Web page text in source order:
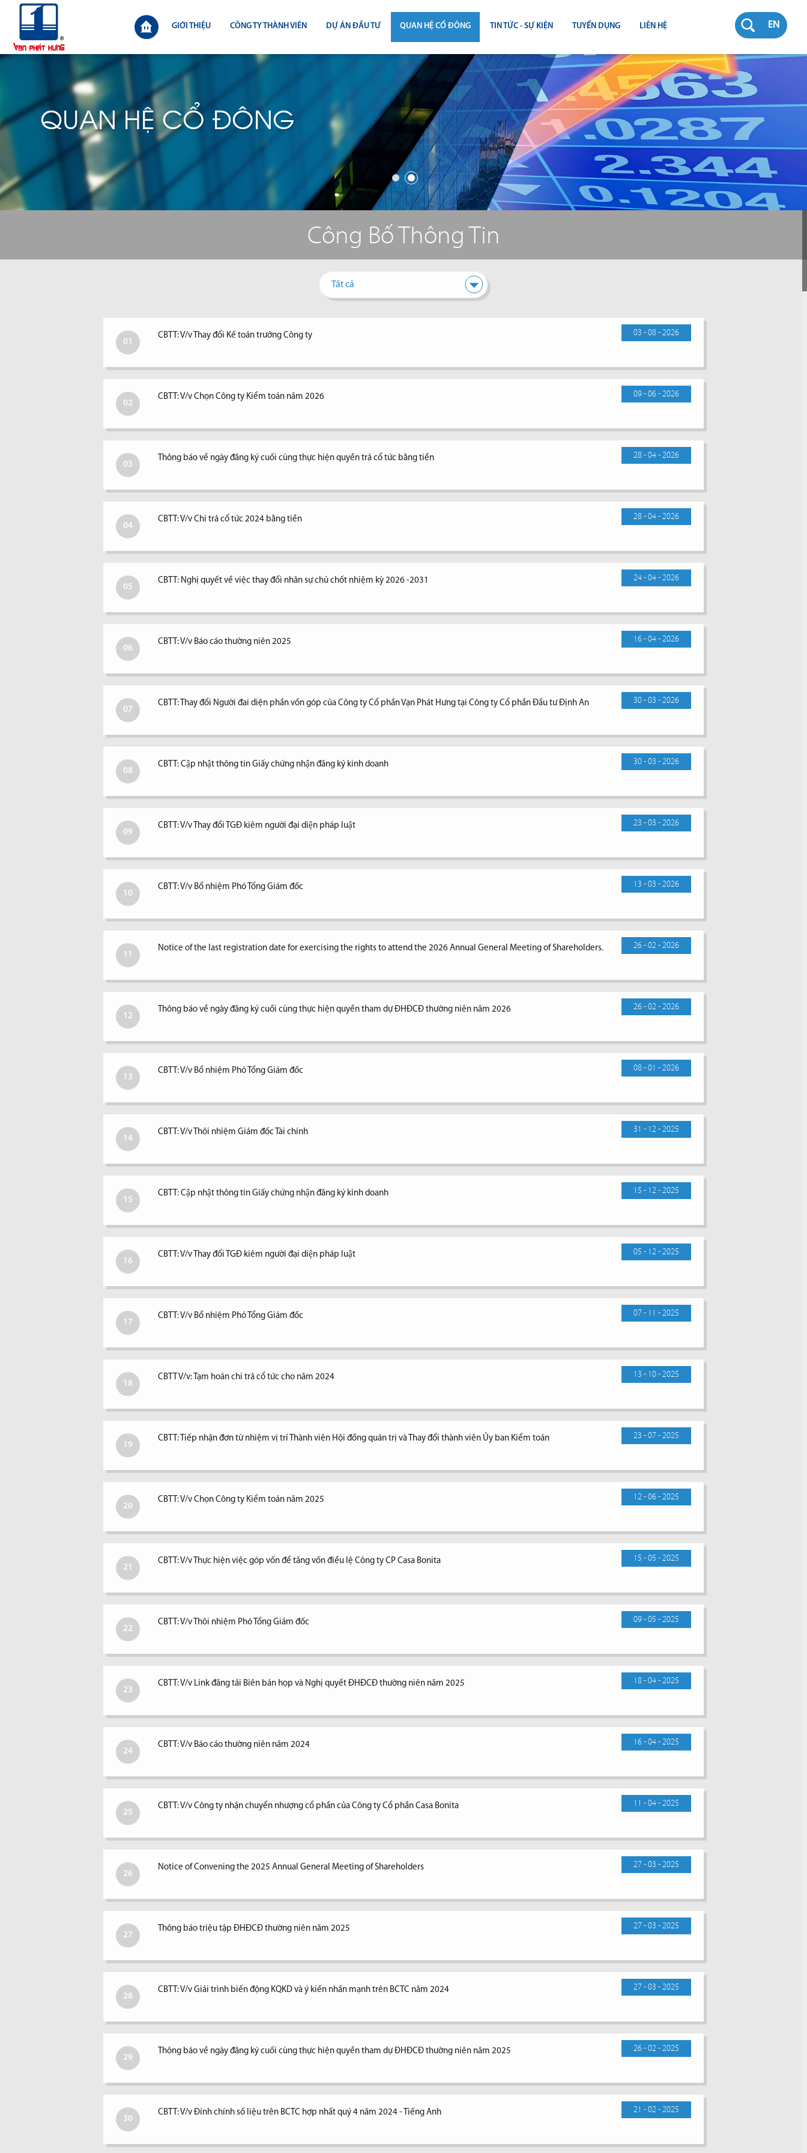
EN
GIỚI THIỆU CÔNG TY THÀNH VIÊN DỰ ÁN ĐẦU TƯ QUAN HỆ CỔ ĐÔNG
CÔNG BỐ THÔNG TIN
ĐẠI HỘI ĐỒNG CỔ ĐÔNG
BÁO CÁO THƯỜNG NIÊN
BÁO CÁO TÀI CHÍNH
BÁO CÁO QUẢN TRỊ CÔNG TY
TIN TỨC - SỰ KIỆN
TIN THỊ TRƯỜNG
TIN DỰ ÁN
TIN CÔNG TY
TUYỂN DỤNG LIÊN HỆ
QUAN HỆ CỔ ĐÔNG
Công Bố Thông Tin
Tất cả
01
03 - 08 - 2026
CBTT: V/v Thay đổi Kế toán trưởng Công ty
02
09 - 06 - 2026
CBTT: V/v Chọn Công ty Kiểm toán năm 2026
03
28 - 04 - 2026
Thông báo về ngày đăng ký cuối cùng thực hiện quyền trả cổ tức bằng tiền
04
28 - 04 - 2026
CBTT: V/v Chi trả cổ tức 2024 bằng tiền
05
24 - 04 - 2026
CBTT: Nghị quyết về việc thay đổi nhân sự chủ chốt nhiệm kỳ 2026 -2031
06
16 - 04 - 2026
CBTT: V/v Báo cáo thường niên 2025
07
30 - 03 - 2026
CBTT: Thay đổi Người đai diện phần vốn góp của Công ty Cổ phần Vạn Phát Hưng tại Công ty Cổ phần Đầu tư Định An
08
30 - 03 - 2026
CBTT: Cập nhật thông tin Giấy chứng nhận đăng ký kinh doanh
09
23 - 03 - 2026
CBTT: V/v Thay đổi TGĐ kiêm người đại diện pháp luật
10
13 - 03 - 2026
CBTT: V/v Bổ nhiệm Phó Tổng Giám đốc
11
26 - 02 - 2026
Notice of the last registration date for exercising the rights to attend the 2026 Annual General Meeting of Shareholders.
12
26 - 02 - 2026
Thông báo về ngày đăng ký cuối cùng thực hiện quyền tham dự ĐHĐCĐ thường niên năm 2026
13
08 - 01 - 2026
CBTT: V/v Bổ nhiệm Phó Tổng Giám đốc
14
31 - 12 - 2025
CBTT: V/v Thôi nhiệm Giám đốc Tài chính
15
15 - 12 - 2025
CBTT: Cập nhật thông tin Giấy chứng nhận đăng ký kinh doanh
16
05 - 12 - 2025
CBTT: V/v Thay đổi TGĐ kiêm người đại diện pháp luật
17
07 - 11 - 2025
CBTT: V/v Bổ nhiệm Phó Tổng Giám đốc
18
13 - 10 - 2025
CBTT V/v: Tạm hoãn chi trả cổ tức cho năm 2024
19
23 - 07 - 2025
CBTT: Tiếp nhận đơn từ nhiệm vị trí Thành viên Hội đồng quản trị và Thay đổi thành viên Ủy ban Kiểm toán
20
12 - 06 - 2025
CBTT: V/v Chọn Công ty Kiểm toán năm 2025
21
15 - 05 - 2025
CBTT: V/v Thực hiện việc góp vốn để tăng vốn điều lệ Công ty CP Casa Bonita
22
09 - 05 - 2025
CBTT: V/v Thôi nhiệm Phó Tổng Giám đốc
23
18 - 04 - 2025
CBTT: V/v Link đăng tải Biên bản họp và Nghị quyết ĐHĐCĐ thường niên năm 2025
24
16 - 04 - 2025
CBTT: V/v Báo cáo thường niên năm 2024
25
11 - 04 - 2025
CBTT: V/v Công ty nhận chuyển nhượng cổ phần của Công ty Cổ phần Casa Bonita
26
27 - 03 - 2025
Notice of Convening the 2025 Annual General Meeting of Shareholders
27
27 - 03 - 2025
Thông báo triệu tập ĐHĐCĐ thường niên năm 2025
28
27 - 03 - 2025
CBTT: V/v Giải trình biến động KQKD và ý kiến nhấn mạnh trên BCTC năm 2024
29
26 - 02 - 2025
Thông báo về ngày đăng ký cuối cùng thực hiện quyền tham dự ĐHĐCĐ thường niên năm 2025
30
21 - 02 - 2025
CBTT: V/v Đính chính số liệu trên BCTC hợp nhất quý 4 năm 2024 - Tiếng Anh